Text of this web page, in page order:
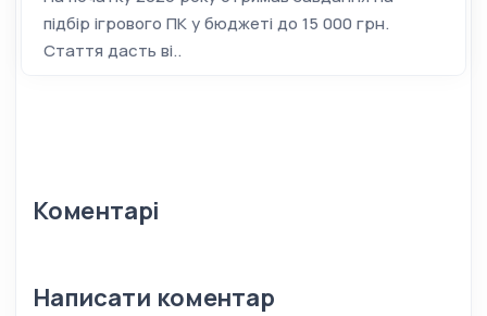
підбір ігрового ПК у бюджеті до 15 000 грн.
Стаття дасть ві..
Коментарі
Написати коментар